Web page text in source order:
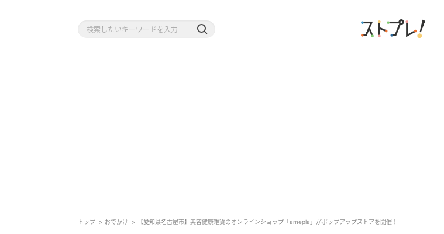
トップ おでかけ 【愛知県名古屋市】美容健康雑貨のオンラインショップ「amepla」がポップアップストアを開催！